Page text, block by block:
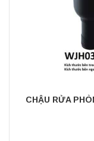
CHẬU RỬA